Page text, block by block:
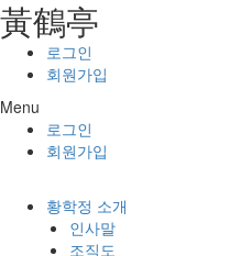
콘텐츠로
건너뛰기
⿈鶴亭
로그인
회원가입
Menu
로그인
회원가입
황학정 소개
인사말
조직도